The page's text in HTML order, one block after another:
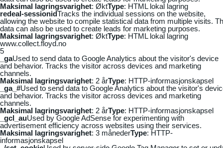
Maksimal lagringsvarighet: ØktType: HTML lokal lagring
redeal-sessionidTracks the individual sessions on the website,
allowing the website to compile statistical data from multiple visits.
data can also be used to create leads for marketing purposes.
Maksimal lagringsvarighet: ØktType: HTML lokal lagring
www.collect.floyd.no
5
_gaUsed to send data to Google Analytics about the visitor's device
and behavior. Tracks the visitor across devices and marketing
channels.
Maksimal lagringsvarighet: 2 årType: HTTP-informasjonskapsel
_ga_#Used to send data to Google Analytics about the visitor's
and behavior. Tracks the visitor across devices and marketing
channels.
Maksimal lagringsvarighet: 2 årType: HTTP-informasjonskapsel
_gcl_auUsed by Google AdSense for experimenting with
advertisement efficiency across websites using their services.
Maksimal lagringsvarighet: 3 månederType: HTTP-
informasjonskapsel